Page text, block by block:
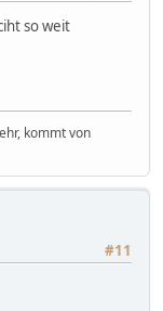
so weit
kommt von
#11